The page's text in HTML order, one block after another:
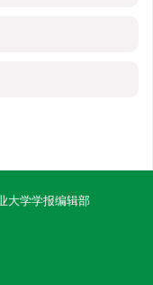
大学学报编辑部